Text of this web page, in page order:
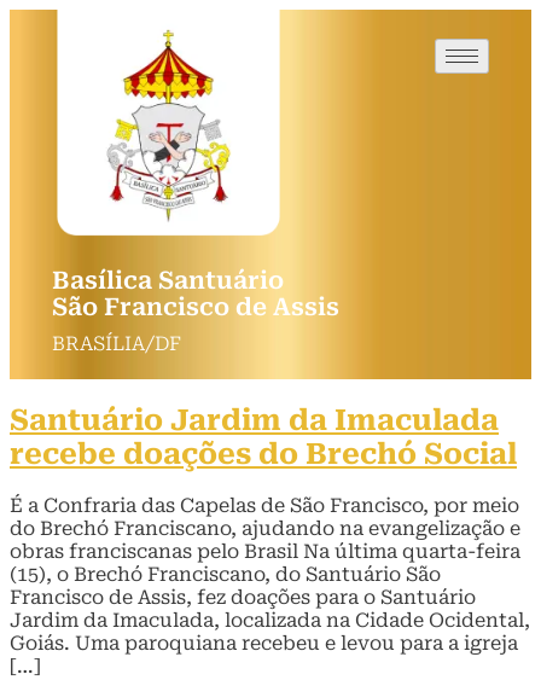
Basílica Santuário
São Francisco de Assis
BRASÍLIA/DF
Santuário Jardim da Imaculada
recebe doações do Brechó Social
É a Confraria das Capelas de São Francisco, por meio
do Brechó Franciscano, ajudando na evangelização e
obras franciscanas pelo Brasil Na última quarta-feira
(15), o Brechó Franciscano, do Santuário São
Francisco de Assis, fez doações para o Santuário
Jardim da Imaculada, localizada na Cidade Ocidental,
Goiás. Uma paroquiana recebeu e levou para a igreja
[…]